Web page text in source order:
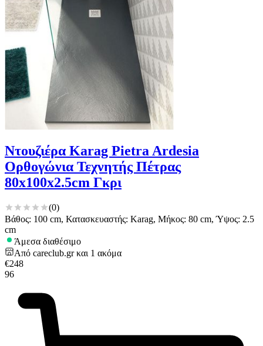
Ντουζιέρα Karag Pietra Ardesia
Ορθογώνια Τεχνητής Πέτρας
80x100x2.5cm Γκρι
(0)
Βάθος: 100 cm, Κατασκευαστής: Karag, Μήκος: 80 cm, Ύψος: 2.5
cm
Άμεσα διαθέσιμο
Από careclub.gr και 1 ακόμα
€248
96